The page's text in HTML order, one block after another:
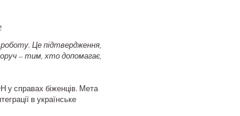
роботу. Це підтвердження,
– тим, хто допомагає,
у справах біженців. Мета
в українське